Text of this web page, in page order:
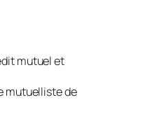
mutuel et
mutuelliste de